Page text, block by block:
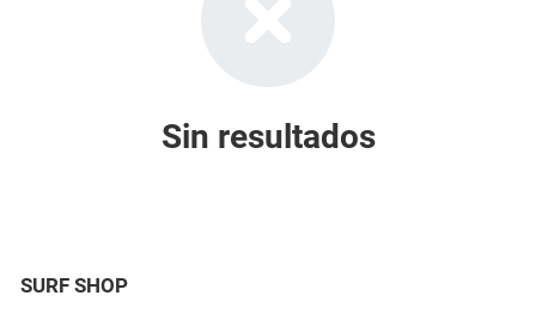
Sin resultados
SURF SHOP